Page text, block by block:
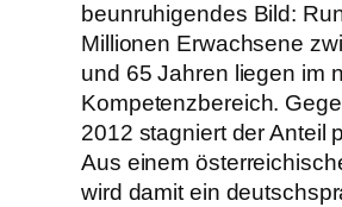
beunruhigendes Bild:
Millionen Erwachsene
und 65 Jahren liegen im
Kompetenzbereich.
2012 stagniert der Anteil
Aus einem
wird damit ein